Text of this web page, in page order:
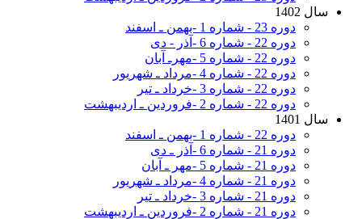
سال 1402
دوره 23 - شماره 1 -بهمن ـ اسفند
دوره 22 - شماره 6 -آذر - دی
دوره 22 - شماره 5 -مهرـ آبان
دوره 22 - شماره 4 -مرداد ـ شهریور
دوره 22 - شماره 3 -خرداد ـ تیر
دوره 22 - شماره 2 -فروردین ـ اردیبهشت
سال 1401
دوره 22 - شماره 1 -بهمن ـ اسفند
دوره 21 - شماره 6 -آذر ـ دی
دوره 21 - شماره 5 -مهر ـ آبان
دوره 21 - شماره 4 -مرداد ـ شهریور
دوره 21 - شماره 3 -خرداد ـ تیر
دوره 21 - شماره 2 -فروردین ـ اردیبهشت